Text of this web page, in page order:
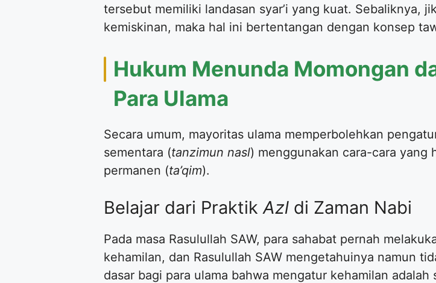
tersebut memiliki landasan syar’i yang kuat. Sebaliknya,
kemiskinan, maka hal ini bertentangan dengan konsep
Hukum Menunda Momongan
Para Ulama
Secara umum, mayoritas ulama memperbolehkan
sementara (tanzimun nasl) menggunakan cara-cara yang
permanen (ta’qim).
Belajar dari Praktik Azl di Zaman Nabi
Pada masa Rasulullah SAW, para sahabat pernah
kehamilan, dan Rasulullah SAW mengetahuinya namun
dasar bagi para ulama bahwa mengatur kehamilan